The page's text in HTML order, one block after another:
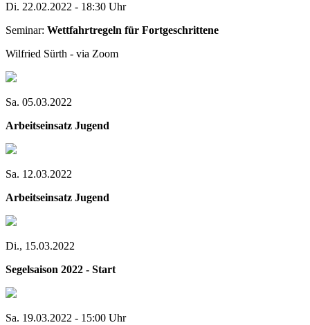
Di. 22.02.2022 - 18:30 Uhr
Seminar: Wettfahrtregeln für Fortgeschrittene
Wilfried Sürth - via Zoom
Sa. 05.03.2022
Arbeitseinsatz Jugend
Sa. 12.03.2022
Arbeitseinsatz Jugend
Di., 15.03.2022
Segelsaison 2022 - Start
Sa. 19.03.2022 - 15:00 Uhr